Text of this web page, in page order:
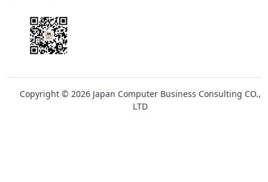
Copyright © 2026Japan Computer Business Consulting CO.,
LTD